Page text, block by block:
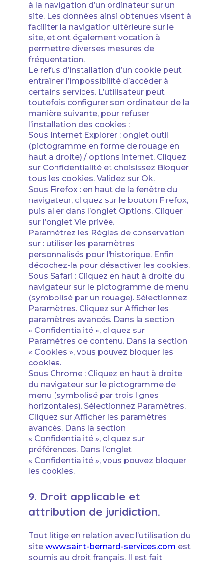
à la navigation d’un ordinateur sur un
site. Les données ainsi obtenues visent à
faciliter la navigation ultérieure sur le
site, et ont également vocation à
permettre diverses mesures de
fréquentation.
Le refus d’installation d’un cookie peut
entraîner l’impossibilité d’accéder à
certains services. L’utilisateur peut
toutefois configurer son ordinateur de la
manière suivante, pour refuser
l’installation des cookies :
Sous Internet Explorer : onglet outil
(pictogramme en forme de rouage en
haut a droite) / options internet. Cliquez
sur Confidentialité et choisissez Bloquer
tous les cookies. Validez sur Ok.
Sous Firefox : en haut de la fenêtre du
navigateur, cliquez sur le bouton Firefox,
puis aller dans l’onglet Options. Cliquer
sur l’onglet Vie privée.
Paramétrez les Règles de conservation
sur : utiliser les paramètres
personnalisés pour l’historique. Enfin
décochez-la pour désactiver les cookies.
Sous Safari : Cliquez en haut à droite du
navigateur sur le pictogramme de menu
(symbolisé par un rouage). Sélectionnez
Paramètres. Cliquez sur Afficher les
paramètres avancés. Dans la section
« Confidentialité », cliquez sur
Paramètres de contenu. Dans la section
« Cookies », vous pouvez bloquer les
cookies.
Sous Chrome : Cliquez en haut à droite
du navigateur sur le pictogramme de
menu (symbolisé par trois lignes
horizontales). Sélectionnez Paramètres.
Cliquez sur Afficher les paramètres
avancés. Dans la section
« Confidentialité », cliquez sur
préférences. Dans l’onglet
« Confidentialité », vous pouvez bloquer
les cookies.
9. Droit applicable et
attribution de juridiction.
Tout litige en relation avec l’utilisation du
site www.saint-bernard-services.com est
soumis au droit français. Il est fait